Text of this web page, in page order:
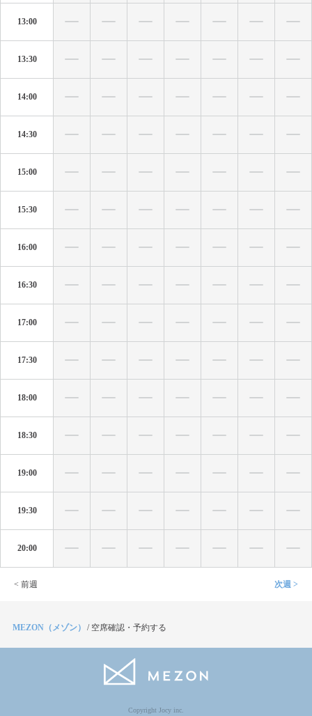
13:00
13:30
14:00
14:30
15:00
15:30
16:00
16:30
17:00
17:30
18:00
18:30
19:00
19:30
20:00
< 前週 次週 >
MEZON（メゾン） / 空席確認・予約する
Copyright Jocy inc.